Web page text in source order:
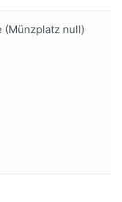
null)